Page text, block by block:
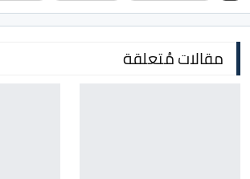
مقالات مُتعلقة